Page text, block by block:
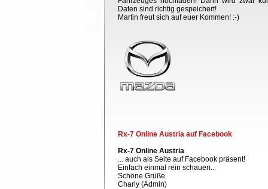
Daten sind richtig gespeichert!
Martin freut sich auf euer Kommen! :-)
Rx-7 Online Austria auf Facebook
Rx-7 Online Austria
... auch als Seite auf Facebook präsent!
Einfach einmal rein schauen...
Schöne Grüße
Charly (Admin)